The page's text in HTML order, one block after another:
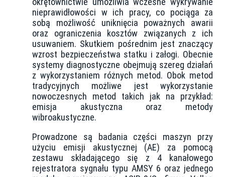
nieprawidłowości w ich pracy, co pociąga za
sobą możliwość uniknięcia poważnych awarii
oraz ograniczenia kosztów związanych z ich
usuwaniem. Skutkiem pośrednim jest znaczący
wzrost bezpieczeństwa statku i załogi. Obecnie
systemy diagnostyczne obejmują szereg działań
z wykorzystaniem różnych metod. Obok metod
tradycyjnych możliwe jest wykorzystanie
nowoczesnych metod takich jak na przykład:
emisja akustyczna oraz metody
wibroakustyczne.
Prowadzone są badania części maszyn przy
użyciu emisji akustycznej (AE) za pomocą
zestawu składającego się z 4 kanałowego
rejestratora sygnału typu AMSY 6 oraz jednego